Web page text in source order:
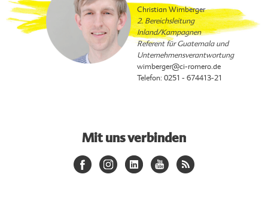
Christian Wimberger
2. Bereichsleitung
Inland/Kampagnen
Referent für Guatemala und
Unternehmensverantwortung
wimberger@ci-romero.de
Telefon: 0251 - 674413-21
Mit uns verbinden